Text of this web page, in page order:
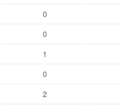
0
0
1
0
2